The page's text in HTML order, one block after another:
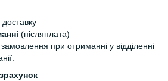
(післяплата)
при отриманні у відділенні